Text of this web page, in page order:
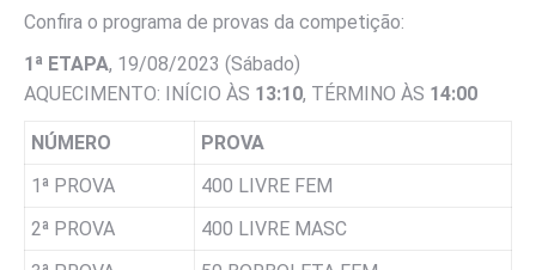
Confira o programa de provas da competição:
1ª ETAPA, 19/08/2023 (Sábado)
AQUECIMENTO: INÍCIO ÀS 13:10, TÉRMINO ÀS 14:00
NÚMERO
PROVA
1ª PROVA
400 LIVRE FEM
2ª PROVA
400 LIVRE MASC